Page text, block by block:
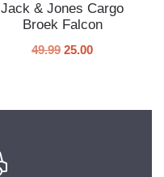
Jack & Jones Cargo
Broek Falcon
49.99 25.00